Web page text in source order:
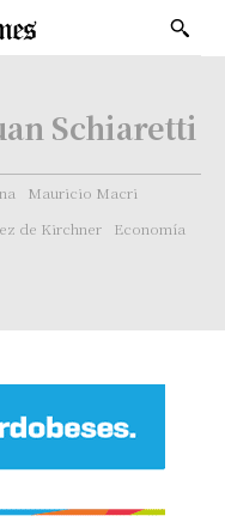
Schiaretti
Mauricio Macri
de Kirchner
Economía